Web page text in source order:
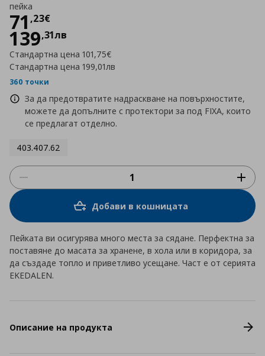
пейка
71 ,23€
Цена
139,31лв
Стандартна цена 101,75€
Стандартна цена 199,01лв
360 точки
За да предотвратите надраскване на повърхностите,
можете да допълните с протектори за под FIXA, които
се предлагат отделно.
403.407.62
Добави в кошницата
Пейката ви осигурява много места за сядане. Перфектна за
поставяне до масата за хранене, в хола или в коридора, за
да създаде топло и приветливо усещане. Част е от серията
EKEDALEN.
Описание на продукта